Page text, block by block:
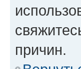
причин.